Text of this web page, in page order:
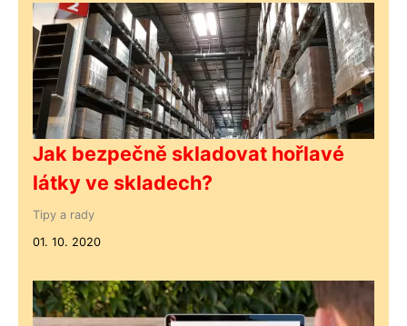
Jak bezpečně skladovat hořlavé
látky ve skladech?
Tipy a rady
01. 10. 2020